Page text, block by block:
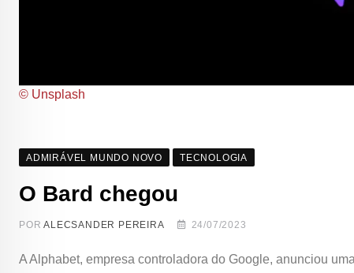
© Unsplash
ADMIRÁVEL MUNDO NOVO TECNOLOGIA
O Bard chegou
PORALECSANDER PEREIRA 24/07/2023
A Alphabet, empresa controladora do Google, anunciou